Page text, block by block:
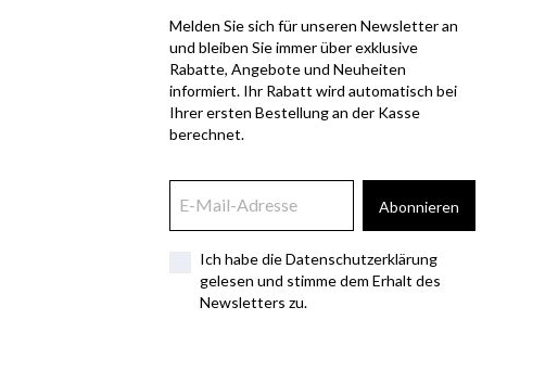
Melden Sie sich für unseren Newsletter an
und bleiben Sie immer über exklusive
Rabatte, Angebote und Neuheiten
informiert. Ihr Rabatt wird automatisch bei
Ihrer ersten Bestellung an der Kasse
berechnet.
Abonnieren
Ich habe die Datenschutzerklärung
gelesen und stimme dem Erhalt des
Newsletters zu.